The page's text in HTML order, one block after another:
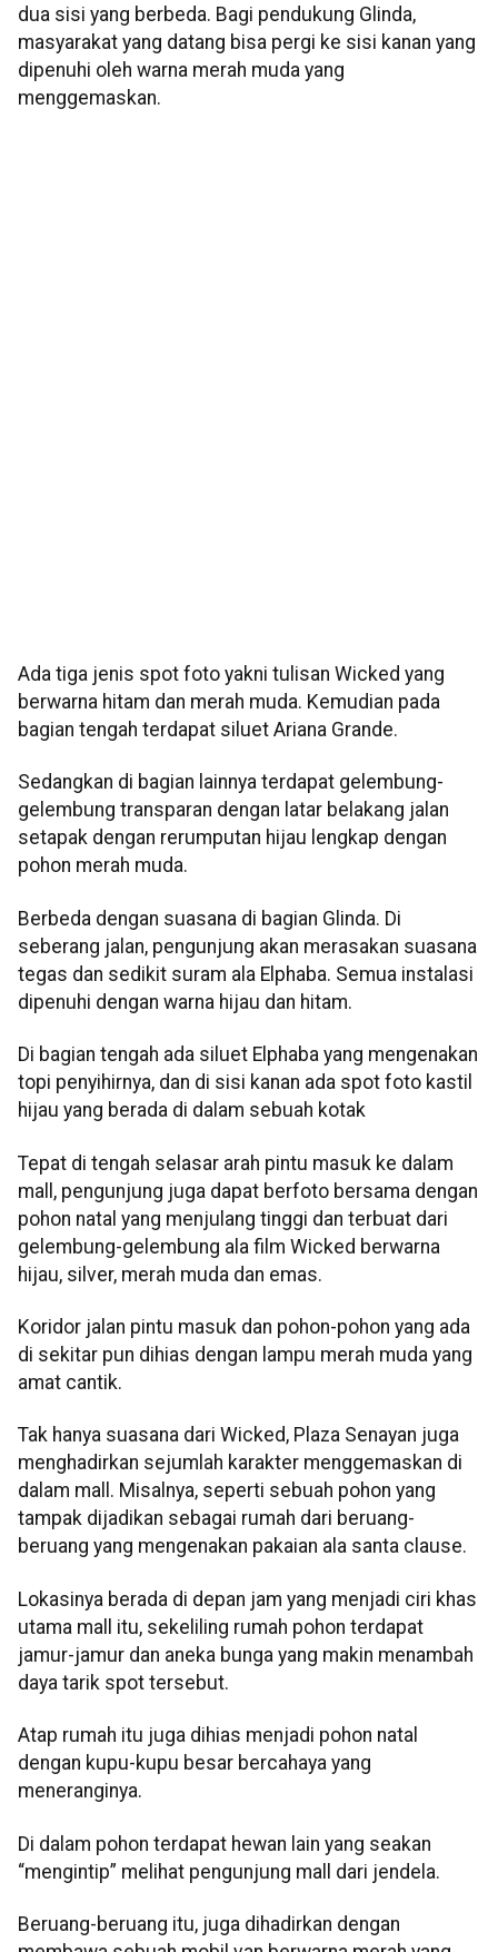
dua sisi yang berbeda. Bagi pendukung Glinda,
masyarakat yang datang bisa pergi ke sisi kanan yang
dipenuhi oleh warna merah muda yang
menggemaskan.
Ada tiga jenis spot foto yakni tulisan Wicked yang
berwarna hitam dan merah muda. Kemudian pada
bagian tengah terdapat siluet Ariana Grande.
Sedangkan di bagian lainnya terdapat gelembung-
gelembung transparan dengan latar belakang jalan
setapak dengan rerumputan hijau lengkap dengan
pohon merah muda.
Berbeda dengan suasana di bagian Glinda. Di
seberang jalan, pengunjung akan merasakan suasana
tegas dan sedikit suram ala Elphaba. Semua instalasi
dipenuhi dengan warna hijau dan hitam.
Di bagian tengah ada siluet Elphaba yang mengenakan
topi penyihirnya, dan di sisi kanan ada spot foto kastil
hijau yang berada di dalam sebuah kotak
Tepat di tengah selasar arah pintu masuk ke dalam
mall, pengunjung juga dapat berfoto bersama dengan
pohon natal yang menjulang tinggi dan terbuat dari
gelembung-gelembung ala film Wicked berwarna
hijau, silver, merah muda dan emas.
Koridor jalan pintu masuk dan pohon-pohon yang ada
di sekitar pun dihias dengan lampu merah muda yang
amat cantik.
Tak hanya suasana dari Wicked, Plaza Senayan juga
menghadirkan sejumlah karakter menggemaskan di
dalam mall. Misalnya, seperti sebuah pohon yang
tampak dijadikan sebagai rumah dari beruang-
beruang yang mengenakan pakaian ala santa clause.
Lokasinya berada di depan jam yang menjadi ciri khas
utama mall itu, sekeliling rumah pohon terdapat
jamur-jamur dan aneka bunga yang makin menambah
daya tarik spot tersebut.
Atap rumah itu juga dihias menjadi pohon natal
dengan kupu-kupu besar bercahaya yang
meneranginya.
Di dalam pohon terdapat hewan lain yang seakan
“mengintip” melihat pengunjung mall dari jendela.
Beruang-beruang itu, juga dihadirkan dengan